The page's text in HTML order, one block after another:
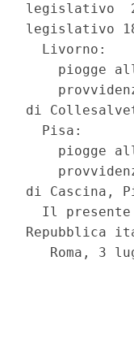
legislativo
legislativo
  Livorno:
piogge
di
  Pisa:
piogge
di Cascina,
Il
Repubblica
Roma, 3